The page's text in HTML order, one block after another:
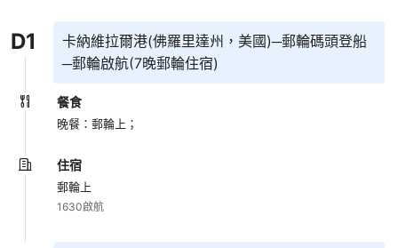
D1
卡納維拉爾港(佛羅里達州，美國)─郵輪碼頭登船
─郵輪啟航(7晚郵輪住宿)
餐食
晚餐：郵輪上；
住宿
郵輪上
1630啟航